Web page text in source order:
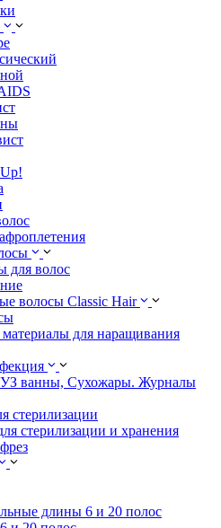
для волос
волосы Classic Hair
для наращивания
УЗ ванны, Сухожары. Журналы
стерилизации
стерилизации и хранения
длины 6 и 20 полос